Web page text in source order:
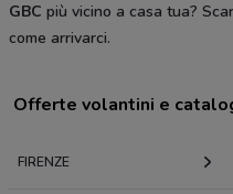
GBC più vicino a casa tua?
come arrivarci.
Offerte volantini e
FIRENZE